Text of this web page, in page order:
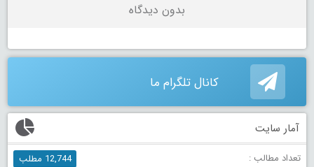
بدون دیدگاه
کانال تلگرام ما
آمار سایت
تعداد مطالب :
12,744 مطلب